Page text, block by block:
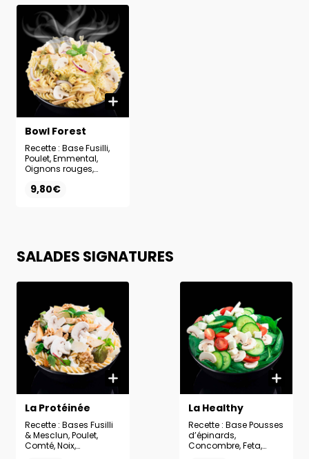
Bowl Forest
Recette : Base Fusilli,
Poulet, Emmental,
Oignons rouges,
Pesto
9,80€
SALADES SIGNATURES
La Protéinée
Recette : Bases Fusilli
& Mesclun, Poulet,
Comté, Noix,
La Healthy
Recette : Base Pousses
d’épinards,
Concombre, Feta,